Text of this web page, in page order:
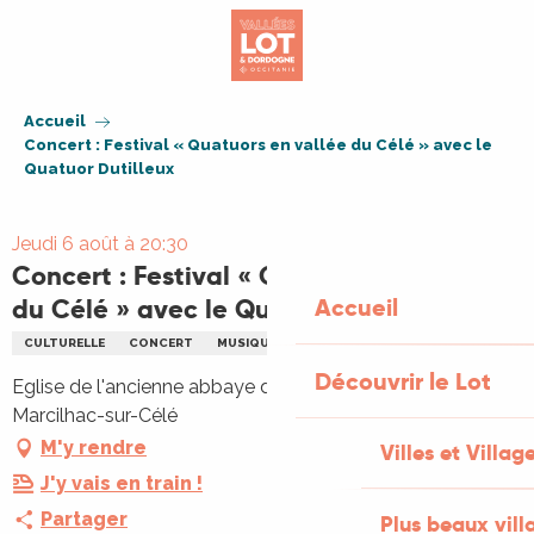
Accueil
Découvrir le Lot
Villes et
Plus beaux
Accueil
Concert : Festival « Quatuors en vallée du Célé » avec le
Quatuor Dutilleux
Jeudi 6 août à 20:30
Concert : Festival « Quatuors en vallée
du Célé » avec le Quatuor Dutilleux
CULTURELLE CONCERT MUSIQUE MUSIQUE CLASSIQUE
Eglise de l'ancienne abbaye de Marcilhac, 46160
Marcilhac-sur-Célé
M'y rendre
J'y vais en train !
Partager